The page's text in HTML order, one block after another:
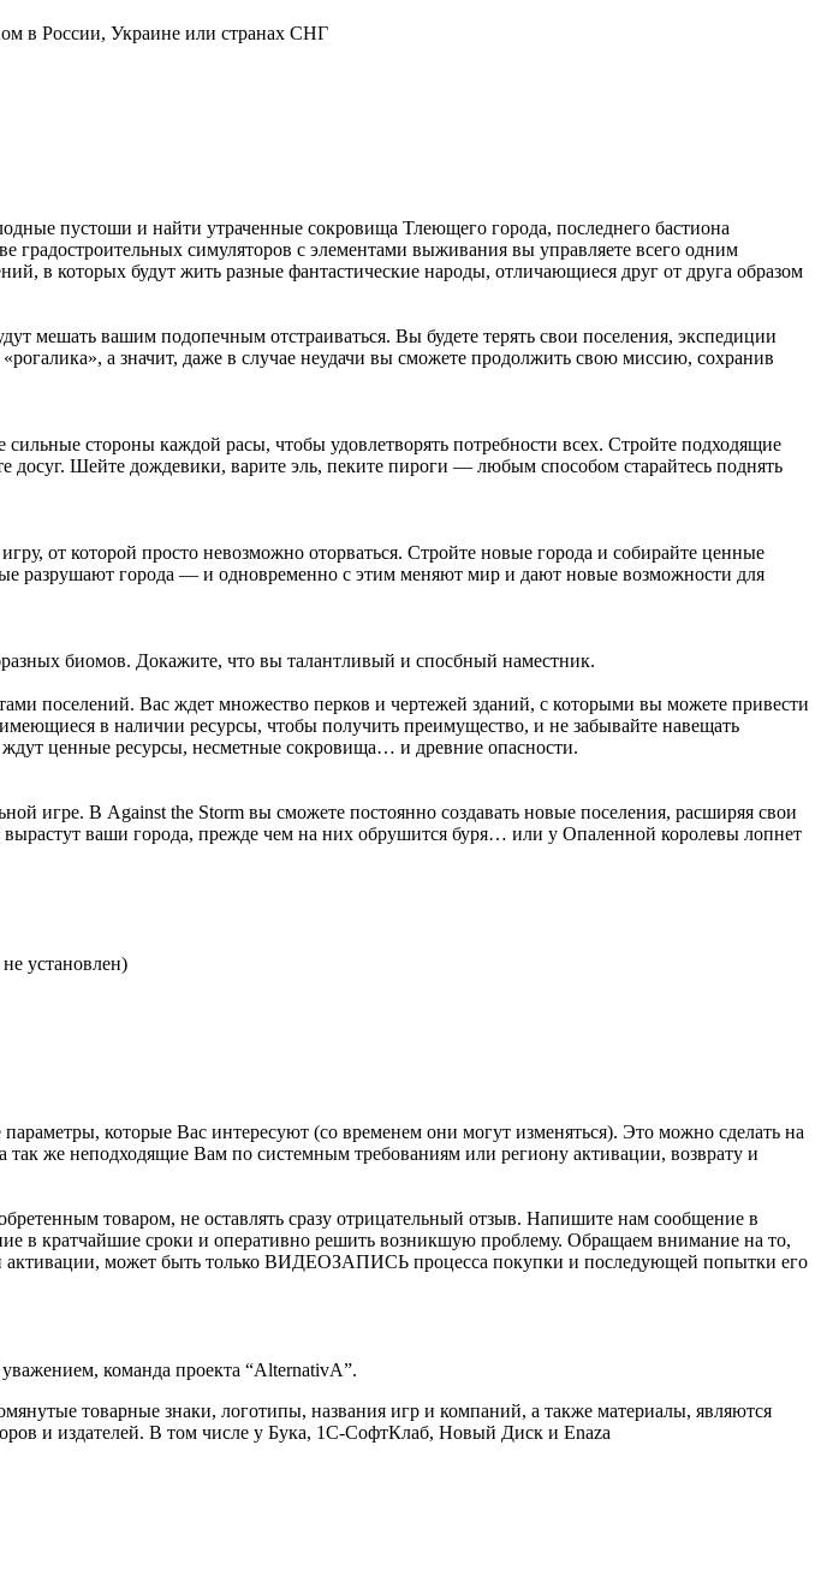
в России, Украине или странах СНГ
пустоши и найти утраченные сокровища Тлеющего города, последнего бастиона
симуляторов с элементами выживания вы управляете всего одним
в которых будут жить разные фантастические народы, отличающиеся друг от друга образом
мешать вашим подопечным отстраиваться. Вы будете терять свои поселения, экспедиции
а значит, даже в случае неудачи вы сможете продолжить свою миссию, сохранив
стороны каждой расы, чтобы удовлетворять потребности всех. Стройте подходящие
Шейте дождевики, варите эль, пеките пироги — любым способом старайтесь поднять
от которой просто невозможно оторваться. Стройте новые города и собирайте ценные
разрушают города — и одновременно с этим меняют мир и дают новые возможности для
биомов. Докажите, что вы талантливый и спосбный наместник.
поселений. Вас ждет множество перков и чертежей зданий, с которыми вы можете привести
в наличии ресурсы, чтобы получить преимущество, и не забывайте навещать
ценные ресурсы, несметные сокровища… и древние опасности.
игре. В Against the Storm вы сможете постоянно создавать новые поселения, расширяя свои
вырастут ваши города, прежде чем на них обрушится буря… или у Опаленной королевы лопнет
установлен)
которые Вас интересуют (со временем они могут изменяться). Это можно сделать на
же неподходящие Вам по системным требованиям или региону активации, возврату и
товаром, не оставлять сразу отрицательный отзыв. Напишите нам сообщение в
в кратчайшие сроки и оперативно решить возникшую проблему. Обращаем внимание на то,
активации, может быть только ВИДЕОЗАПИСЬ процесса покупки и последующей попытки его
команда проекта “AlternativA”.
товарные знаки, логотипы, названия игр и компаний, а также материалы, являются
и издателей. В том числе у Бука, 1С-СофтКлаб, Новый Диск и Enaza